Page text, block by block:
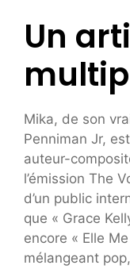
Un
Mika, de son
Penniman Jr,
auteur-
l’émission The
d’un public
que « Grace
encore « Elle
mélangeant